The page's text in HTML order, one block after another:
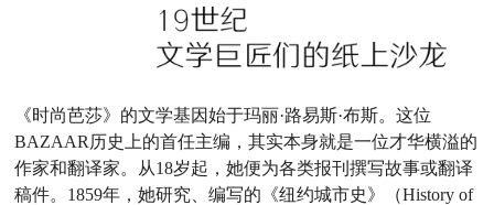
《时尚芭莎》的文学基因始于玛丽·路易斯·布斯。这位
BAZAAR历史上的首任主编，其实本身就是一位才华横溢的
作家和翻译家。从18岁起，她便为各类报刊撰写故事或翻译
稿件。1859年，她研究、编写的《纽约城市史》（History of